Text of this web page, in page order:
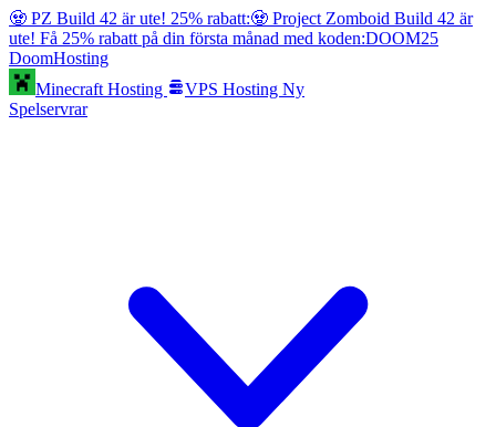
🧟 PZ Build 42 är ute! 25% rabatt:🧟 Project Zomboid Build 42 är
ute! Få 25% rabatt på din första månad med koden:DOOM25
DoomHosting
Minecraft Hosting
VPS Hosting Ny
Spelservrar